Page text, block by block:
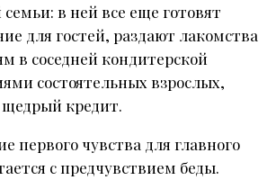
в ней все еще готовят
для гостей, раздают лакомства
в соседней кондитерской
состоятельных взрослых,
щедрый кредит.
первого чувства для главного
с предчувствием беды.